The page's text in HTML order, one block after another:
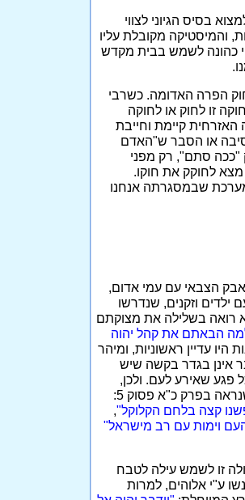
בסיס הגיוני לצווי
והמיסטיקה מקובלת עליו
כהונה לשמש בבית מקדש
הפרה האדומה. כשרבי
זו לחוק או לחוקה
קיימת וחייבת
סיבה או הסבר ש"האדם
"ככה סתם", רק מפני
לחוקק את חוקו.
שבמסגרתה אנחנו
הצבאי עם עמי אדום,
וזקנים, שנדרשו
רואה בשלילה את מצוקתם
הבאתם את קהל יהוה
היו עדיין ראשוניות, ומיהר
אינן בגדר בקשה שיש
פגע שאירע לעם. ולכן,
כאשר הותקף העם מאוחר יותר ע"י נחשים, נמצא לו הנימוק: הם חטאו בכך שהתלוננו, כפי שנראה בפרק כ"א פסוק 5:
קצה בלחם הקלוקל",
וימות עם רב מישראל"
זו לשמש עילה לטבח
ע"י אלוהים, למרות